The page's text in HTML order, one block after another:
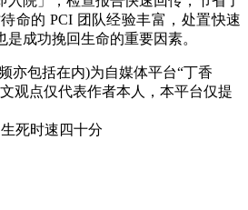
命的 PCI 团队经验丰富，处置快速
成功挽回生命的重要因素。
亦包括在内)为自媒体平台“丁香
观点仅代表作者本人，本平台仅提
生死时速四十分